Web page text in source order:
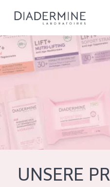
ALLE PRODUKTE
Alle produkte
inhaltsstoffe
Über uns
Inspiration
Kontakt
UNSERE